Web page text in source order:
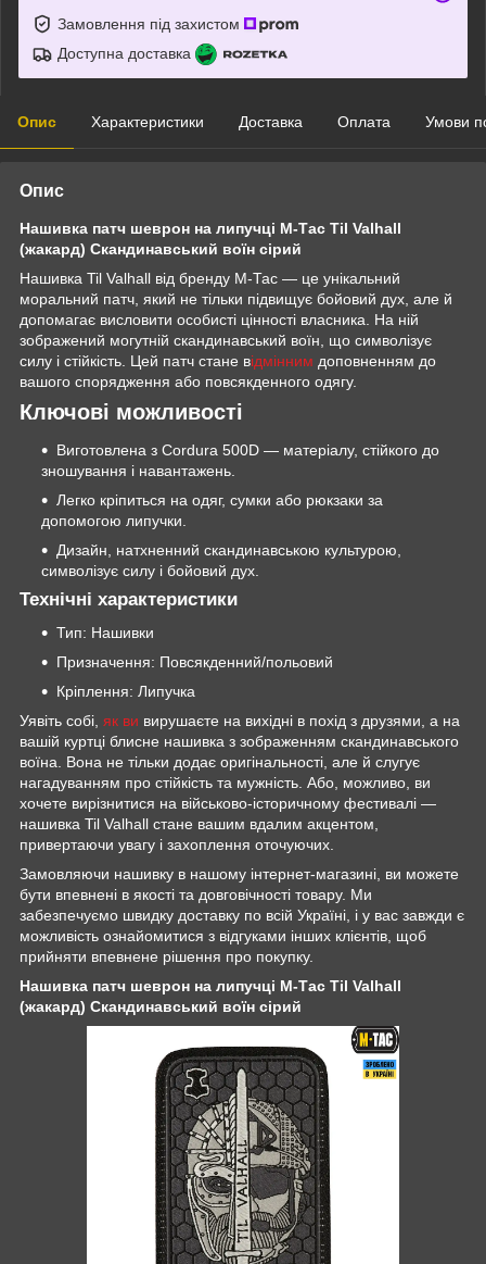
Замовлення під захистом
Доступна доставка
Опис Характеристики Доставка Оплата Умови
Опис
Нашивка патч шеврон на липучці M-Тас Til Valhall
(жакард) Скандинавський воїн сірий
Нашивка Til Valhall від бренду М-Тас — це унікальний
моральний патч, який не тільки підвищує бойовий дух, але й
допомагає висловити особисті цінності власника. На ній
зображений могутній скандинавський воїн, що символізує
силу і стійкість. Цей патч стане відмінним доповненням до
вашого спорядження або повсякденного одягу.
Ключові можливості
Виготовлена з Cordura 500D — матеріалу, стійкого до
зношування і навантажень.
Легко кріпиться на одяг, сумки або рюкзаки за
допомогою липучки.
Дизайн, натхненний скандинавською культурою,
символізує силу і бойовий дух.
Технічні характеристики
Тип: Нашивки
Призначення: Повсякденний/польовий
Кріплення: Липучка
Уявіть собі, як ви вирушаєте на вихідні в похід з друзями, а на
вашій куртці блисне нашивка з зображенням скандинавського
воїна. Вона не тільки додає оригінальності, але й слугує
нагадуванням про стійкість та мужність. Або, можливо, ви
хочете вирізнитися на військово-історичному фестивалі —
нашивка Til Valhall стане вашим вдалим акцентом,
привертаючи увагу і захоплення оточуючих.
Замовляючи нашивку в нашому інтернет-магазині, ви можете
бути впевнені в якості та довговічності товару. Ми
забезпечуємо швидку доставку по всій Україні, і у вас завжди є
можливість ознайомитися з відгуками інших клієнтів, щоб
прийняти впевнене рішення про покупку.
Нашивка патч шеврон на липучці M-Тас Til Valhall
(жакард) Скандинавський воїн сірий